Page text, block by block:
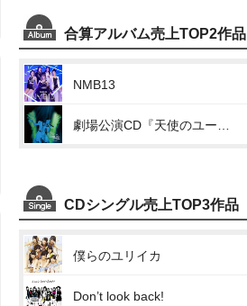
合算アルバム売上TOP2作品
NMB13
CDシングル売上TOP3作品
僕らのユリイカ
Don’t look back!